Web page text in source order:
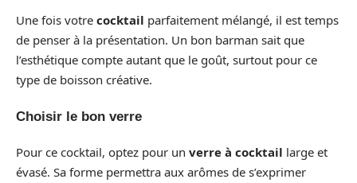
Une fois votre cocktail parfaitement mélangé, il est temps
de penser à la présentation. Un bon barman sait que
l’esthétique compte autant que le goût, surtout pour ce
type de boisson créative.
Choisir le bon verre
Pour ce cocktail, optez pour un verre à cocktail large et
évasé. Sa forme permettra aux arômes de s’exprimer